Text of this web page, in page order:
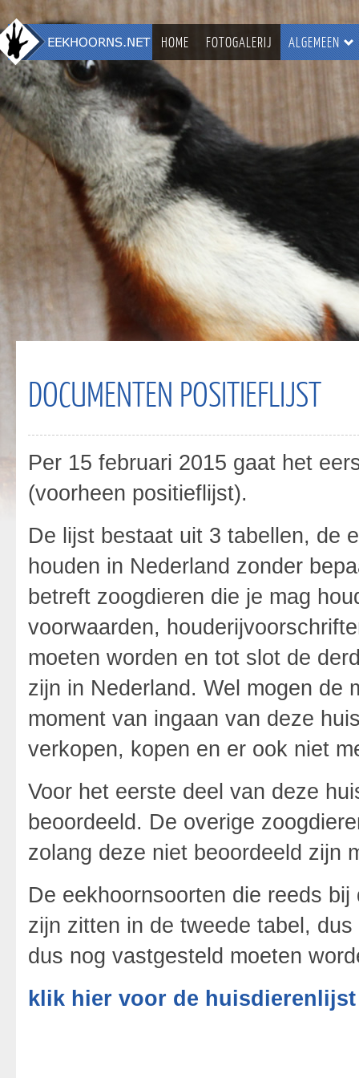
HOME FOTOGALERIJ ALGEMEEN
DOCUMENTEN POSITIEFLIJST
Per 15 februari 2015 gaat het
(voorheen positieflijst).
De lijst bestaat uit 3 tabellen, de
houden in Nederland zonder
betreft zoogdieren die je mag
voorwaarden,
moeten worden en tot slot de
zijn in Nederland. Wel mogen de
moment van ingaan van deze
verkopen, kopen en er ook niet
Voor het eerste deel van deze
beoordeeld. De overige
zolang deze niet beoordeeld zijn
De eekhoornsoorten die reeds
zijn zitten in de tweede tabel,
dus nog vastgesteld moeten
klik hier voor de huisdierenlijst